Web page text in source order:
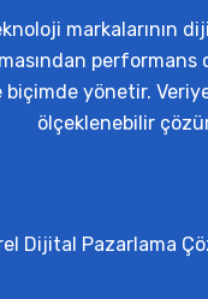
markalarının
yönetir.
ölçeklenebilir
Dijital Pazarlama